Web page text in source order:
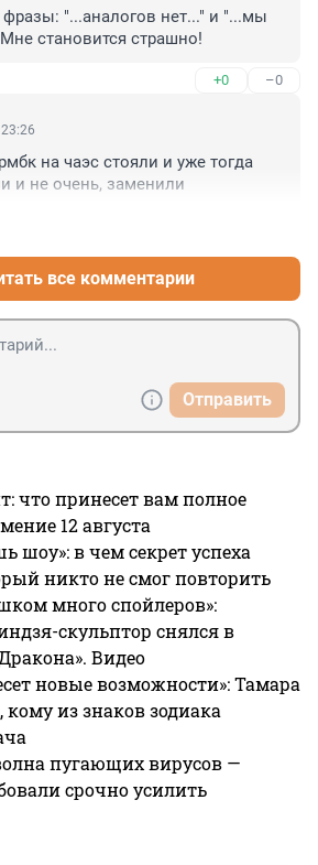
"...аналогов нет..." и "...мы
становится страшно!
+0 –0
на чаэс стояли и уже тогда
и не очень, заменили
все комментарии
Отправить
что принесет вам полное
12 августа
шоу»: в чем секрет успеха
никто не смог повторить
много спойлеров»:
скульптор снялся в
Видео
новые возможности»: Тамара
кому из знаков зодиака
пугающих вирусов —
срочно усилить